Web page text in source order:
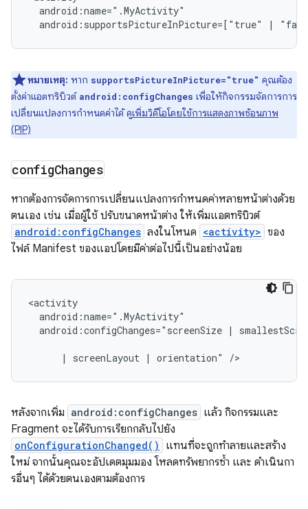
android:supportsPictureInPicture=["true"
|
หมายเหตุ: หาก supportsPictureInPicture="true" คุณต้อง
ตั้งค่าแอตทริบิวต์ android:configChanges เพื่อให้กิจกรรมจัดการการ
เปลี่ยนแปลงการกำหนดค่าได้ ดูเพิ่มวิดีโอโดยใช้การแสดงภาพซ้อนภาพ
(PIP)
configChanges
หากต้องการจัดการการเปลี่ยนแปลงการกำหนดค่าหลายหน้าต่างด้วย
ตนเอง เช่น เมื่อผู้ใช้ ปรับขนาดหน้าต่าง ให้เพิ่มแอตทริบิวต์
android:configChanges ลงในโหนด <activity> ของ
ไฟล์ Manifest ของแอปโดยมีค่าต่อไปนี้เป็นอย่างน้อย
android:configChanges="screenSize |
| screenLayout | orientation"
หลังจากเพิ่ม android:configChanges แล้ว กิจกรรมและ
Fragment จะได้รับการเรียกกลับไปยัง
onConfigurationChanged()
แทนที่จะถูกทำลายและสร้าง
ใหม่ จากนั้นคุณจะอัปเดตมุมมอง โหลดทรัพยากรซ้ำ และ ดำเนินกา
รอื่นๆ ได้ด้วยตนเองตามต้องการ